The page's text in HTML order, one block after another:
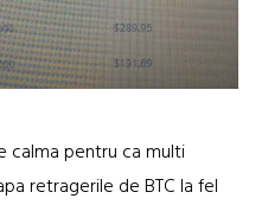
calma pentru ca multi
retragerile de BTC la fel